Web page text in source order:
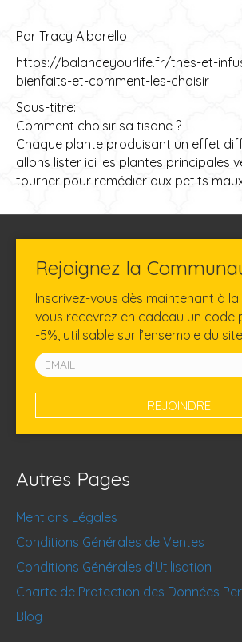
Par Tracy Albarello
https://balanceyourlife.fr/thes-et-
bienfaits-et-comment-les-choisir
Sous-titre:
Comment choisir sa tisane ?
Chaque plante produisant un effet
allons lister ici les plantes principales
tourner pour remédier aux petits
Rejoignez la
Inscrivez-vous dès maintenant à la
vous recevrez en cadeau un code
-5%, utilisable sur l’ensemble du
Autres Pages
Mentions Légales
Conditions Générales de Ventes
Conditions Générales d’Utilisation
Charte de Protection des Données
Blog